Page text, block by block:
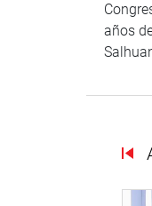
años